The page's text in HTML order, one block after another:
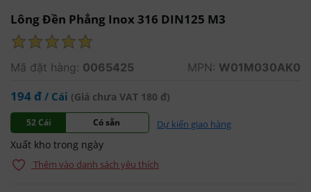
Lông Đền Phẳng Inox 316 DIN125 M3
Mã đặt hàng: 0065425 MPN: W01M030AK0
194 đ / Cái (Giá chưa VAT 180 đ)
52 Cái Có sẵn Dự kiến giao hàng
Xuất kho trong ngày
Thêm vào danh sách yêu thích